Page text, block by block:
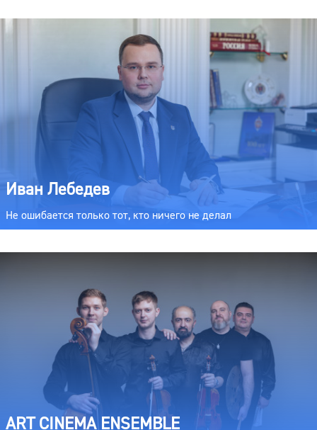
Иван Лебедев
Не ошибается только тот, кто ничего не делал
ART CINEMA ENSEMBLE